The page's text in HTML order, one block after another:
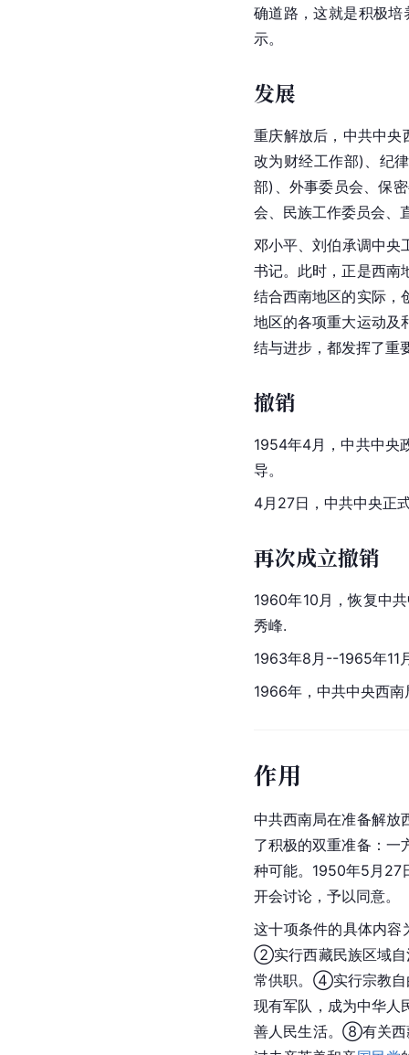
确道路，这就是积极
示。
发展
重庆解放后，中共中央
改为财经工作部)、纪
部)、外事委员会、保
会、民族工作委员会、
邓小平、刘伯承调中央
书记。此时，正是西南
结合西南地区的实际，
地区的各项重大运动及
结与进步，都发挥了重
撤销
1954年4月，中共中央
导。
4月27日，中共中央正
再次成立撤销
1960年10月，恢复中
秀峰.
1963年8月--1965年11
1966年，中共中央西南
作用
中共西南局在准备解放
了积极的双重准备：一
种可能。1950年5月27
开会讨论，予以同意。
这十项条件的具体内
②实行西藏民族区域
常供职。④实行宗教
现有军队，成为中华
善人民生活。⑧有关西